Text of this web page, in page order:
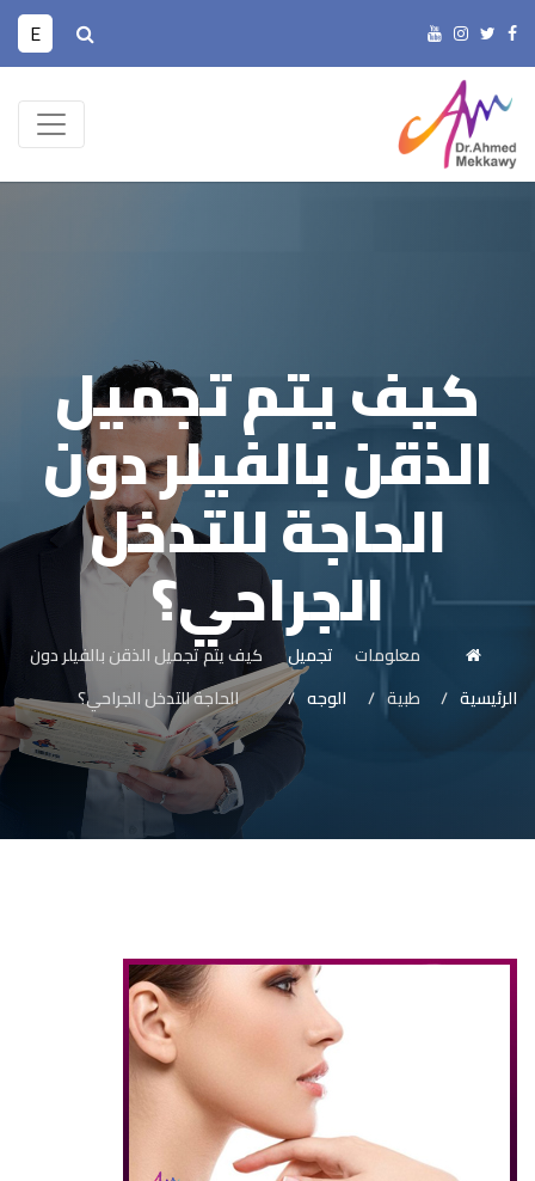
E
كيف يتم تجميل
الذقن بالفيلر دون
الحاجة للتدخل
الجراحي؟
الرئيسية
معلومات
طبية
تجميل
الوجه
كيف يتم تجميل الذقن بالفيلر دون
الحاجة للتدخل الجراحي؟